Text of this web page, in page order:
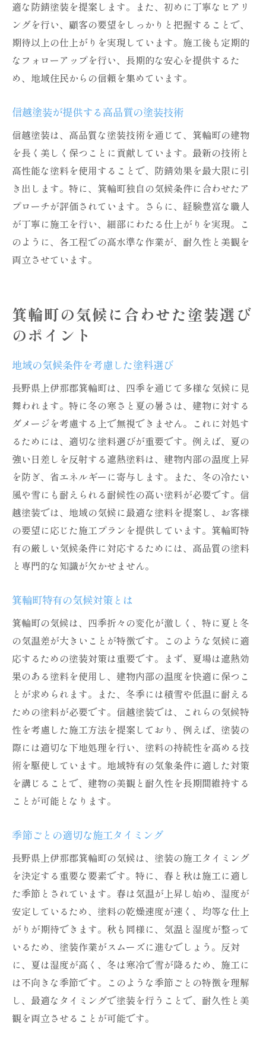
適な防錆塗装を提案します。また、初めに丁寧なヒアリ
ングを行い、顧客の要望をしっかりと把握することで、
期待以上の仕上がりを実現しています。施工後も定期的
なフォローアップを行い、長期的な安心を提供するた
め、地域住民からの信頼を集めています。
信越塗装が提供する高品質の塗装技術
信越塗装は、高品質な塗装技術を通じて、箕輪町の建物
を長く美しく保つことに貢献しています。最新の技術と
高性能な塗料を使用することで、防錆効果を最大限に引
き出します。特に、箕輪町独自の気候条件に合わせたア
プローチが評価されています。さらに、経験豊富な職人
が丁寧に施工を行い、細部にわたる仕上がりを実現。こ
のように、各工程での高水準な作業が、耐久性と美観を
両立させています。
箕輪町の気候に合わせた塗装選び
のポイント
地域の気候条件を考慮した塗料選び
長野県上伊那郡箕輪町は、四季を通じて多様な気候に見
舞われます。特に冬の寒さと夏の暑さは、建物に対する
ダメージを考慮する上で無視できません。これに対処す
るためには、適切な塗料選びが重要です。例えば、夏の
強い日差しを反射する遮熱塗料は、建物内部の温度上昇
を防ぎ、省エネルギーに寄与します。また、冬の冷たい
風や雪にも耐えられる耐候性の高い塗料が必要です。信
越塗装では、地域の気候に最適な塗料を提案し、お客様
の要望に応じた施工プランを提供しています。箕輪町特
有の厳しい気候条件に対応するためには、高品質の塗料
と専門的な知識が欠かせません。
箕輪町特有の気候対策とは
箕輪町の気候は、四季折々の変化が激しく、特に夏と冬
の気温差が大きいことが特徴です。このような気候に適
応するための塗装対策は重要です。まず、夏場は遮熱効
果のある塗料を使用し、建物内部の温度を快適に保つこ
とが求められます。また、冬季には積雪や低温に耐える
ための塗料が必要です。信越塗装では、これらの気候特
性を考慮した施工方法を提案しており、例えば、塗装の
際には適切な下地処理を行い、塗料の持続性を高める技
術を駆使しています。地域特有の気象条件に適した対策
を講じることで、建物の美観と耐久性を長期間維持する
ことが可能となります。
季節ごとの適切な施工タイミング
長野県上伊那郡箕輪町の気候は、塗装の施工タイミング
を決定する重要な要素です。特に、春と秋は施工に適し
た季節とされています。春は気温が上昇し始め、湿度が
安定しているため、塗料の乾燥速度が速く、均等な仕上
がりが期待できます。秋も同様に、気温と湿度が整って
いるため、塗装作業がスムーズに進むでしょう。反対
に、夏は湿度が高く、冬は寒冷で雪が降るため、施工に
は不向きな季節です。このような季節ごとの特徴を理解
し、最適なタイミングで塗装を行うことで、耐久性と美
観を両立させることが可能です。